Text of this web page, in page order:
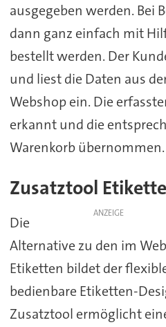
ausgegeben werden. Bei
dann ganz einfach mit
bestellt werden. Der
und liest die Daten aus
Webshop ein. Die
erkannt und die
Warenkorb übernommen.
Zusatztool
ANZEIGE
Die
Alternative zu den im
Etiketten bildet der
bedienbare Etiketten-
Zusatztool ermöglicht